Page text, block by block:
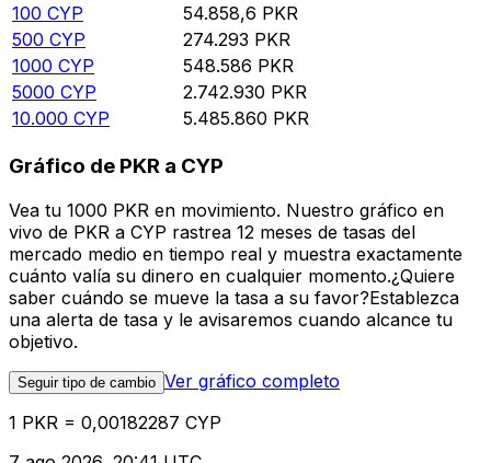
100 CYP 54.858,6 PKR
500 CYP 274.293 PKR
1000 CYP 548.586 PKR
5000 CYP 2.742.930 PKR
10.000 CYP 5.485.860 PKR
Gráfico de PKR a CYP
Vea tu 1000 PKR en movimiento. Nuestro gráfico en
vivo de PKR a CYP rastrea 12 meses de tasas del
mercado medio en tiempo real y muestra exactamente
cuánto valía su dinero en cualquier momento.¿Quiere
saber cuándo se mueve la tasa a su favor?Establezca
una alerta de tasa y le avisaremos cuando alcance tu
objetivo.
Seguir tipo de cambio Ver gráfico completo
1 PKR = 0,00182287 CYP